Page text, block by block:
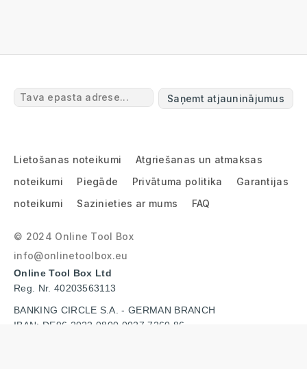
Saņemt atjauninājumus
Lietošanas noteikumi
Atgriešanas un atmaksas
noteikumi
Piegāde Privātuma politika
Garantijas
noteikumi
Sazinieties ar mums FAQ
© 2024 Online Tool Box
info@onlinetoolbox.eu
Online Tool Box Ltd
Reg. Nr. 40203563113
BANKING CIRCLE S.A. - GERMAN BRANCH
IBAN: DE96 2022 0800 0027 7260 86